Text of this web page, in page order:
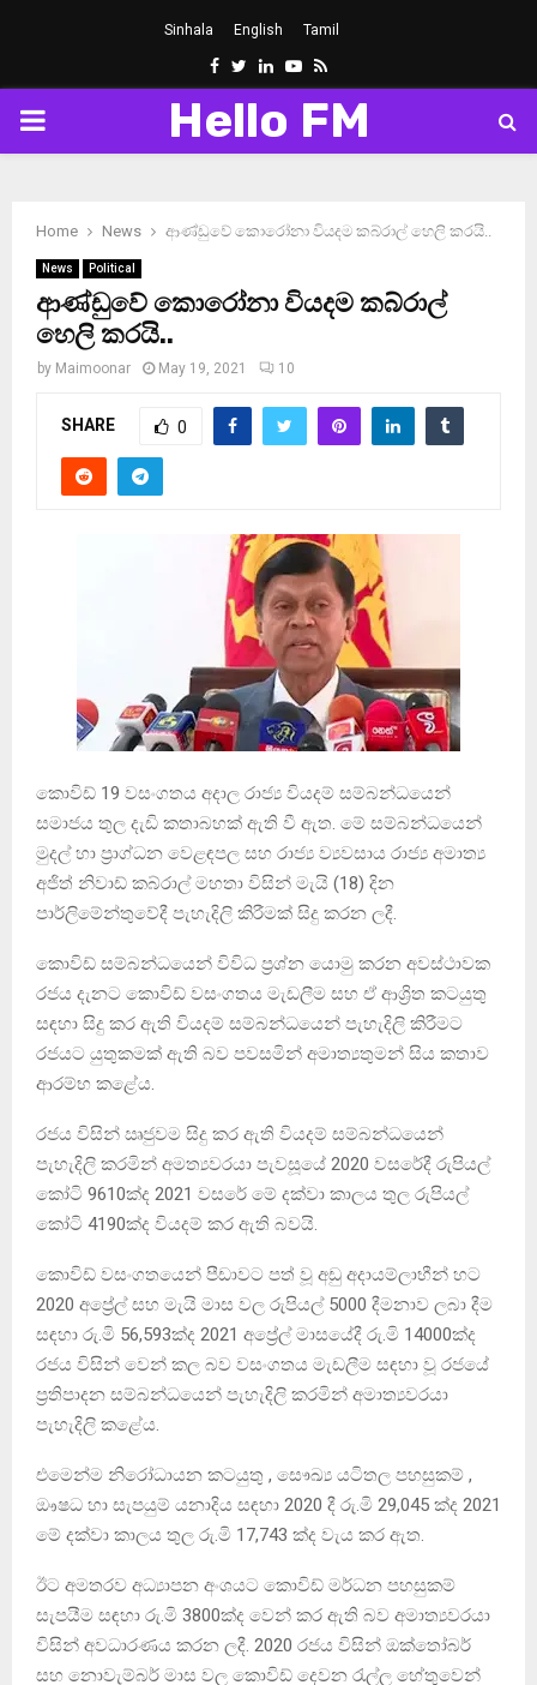
Sinhala English Tamil
Facebook
Twitter
LinkedinYoutube
Rss
PRIMARY
Hello FM
Home News ආණ්ඩුවේ කොරෝනා වියදම කබ්රාල් හෙලි කරයි..
News Political
ආණ්ඩුවේ කොරෝනා වියදම කබ්රාල්
හෙලි කරයි..
by Maimoonar May 19, 2021 10
SHARE 0
කොවිඩ් 19 වසංගතය අදාල රාජ්‍ය වියදම් සම්බන්ධයෙන්
සමාජය තුල දැඩි කතාබහක් ඇති වී ඇත. මේ සම්බන්ධයෙන්
මුදල් හා ප්‍රාග්ධන වෙළඳපල සහ රාජ්‍ය ව්‍යවසාය රාජ්‍ය අමාත්‍ය
අජිත් නිවාඩ් කබ්රාල් මහතා විසින් මැයි (18) දින
පාර්ලිමේන්තුවේදී පැහැදිලි කිරීමක් සිදු කරන ලදී.
කොවිඩ් සම්බන්ධයෙන් විවිධ ප්‍රශ්න යොමු කරන අවස්ථාවක
රජය දැනට කොවිඩ් වසංගතය මැඩලීම සහ ඒ ආශ්‍රිත කටයුතු
සඳහා සිදු කර ඇති වියදම් සම්බන්ධයෙන් පැහැදිලි කිරීමට
රජයට යුතුකමක් ඇති බව පවසමින් අමාත්‍යතුමන් සිය කතාව
ආරම්භ කළේය.
රජය විසින් ඍජුවම සිදු කර ඇති වියදම් සම්බන්ධයෙන්
පැහැදිලි කරමින් අමත්‍යවරයා පැවසූයේ 2020 වසරේදී රුපියල්
කෝටි 9610ක්ද 2021 වසරේ මේ දක්වා කාලය තුල රුපියල්
කෝටි 4190ක්ද වියදම් කර ඇති බවයි.
කොවිඩ් වසංගතයෙන් පීඩාවට පත් වූ අඩු අදායම්ලාභීන් හට
2020 අප්‍රේල් සහ මැයි මාස වල රුපියල් 5000 දීමනාව ලබා දීම
සඳහා රු.මි 56,593ක්ද 2021 අප්‍රේල් මාසයේදී රු.මි 14000ක්ද
රජය විසින් වෙන් කල බව වසංගතය මැඩලීම සඳහා වූ රජයේ
ප්‍රතිපාදන සම්බන්ධයෙන් පැහැදිලි කරමින් අමාත්‍යවරයා
පැහැදිලි කළේය.
එමෙන්ම නිරෝධායන කටයුතු , සෞඛ්‍ය යටිතල පහසුකම් ,
ඖෂධ හා සැපයුම් යනාදිය සඳහා 2020 දී රු.මි 29,045 ක්ද 2021
මේ දක්වා කාලය තුල රු.මි 17,743 ක්ද වැය කර ඇත.
ඊට අමතරව අධ්‍යාපන අංශයට කොවිඩ් මර්ධන පහසුකම්
සැපයීම සඳහා රු.මි 3800ක්ද වෙන් කර ඇති බව අමාත්‍යවරයා
විසින් අවධාරණය කරන ලදී. 2020 රජය විසින් ඔක්තෝබර්
සහ නොවැම්බර් මාස වල කොවිඩ් දෙවන රැල්ල හේතුවෙන්